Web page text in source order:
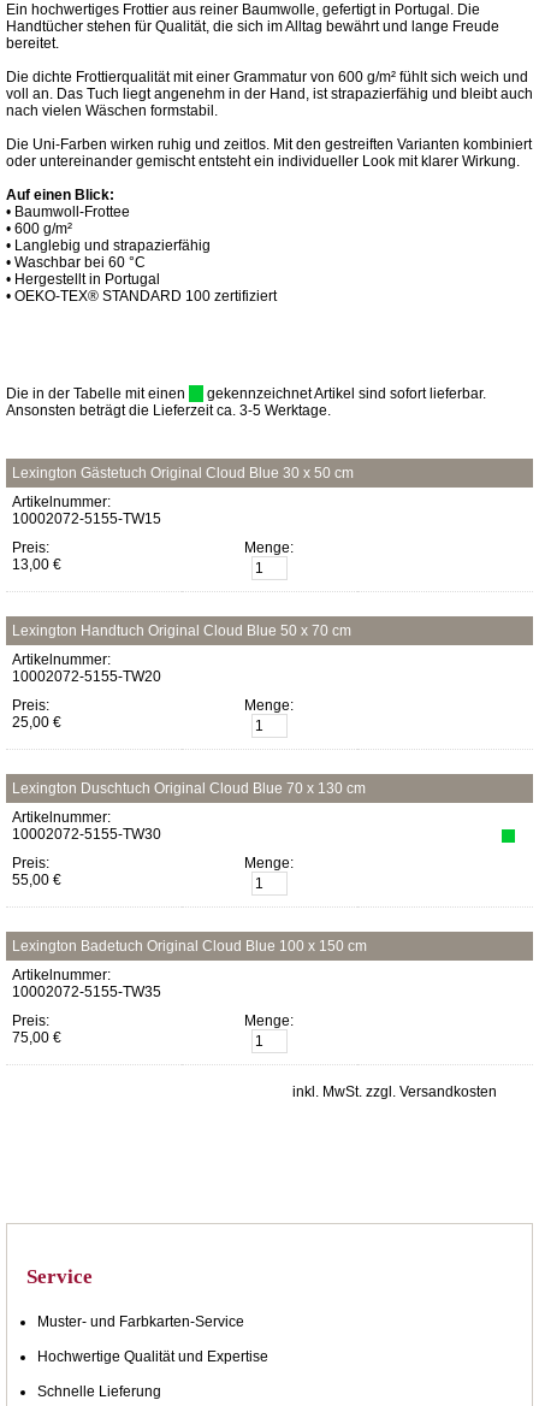
Ein hochwertiges Frottier aus reiner Baumwolle, gefertigt in Portugal. Die
Handtücher stehen für Qualität, die sich im Alltag bewährt und lange Freude
bereitet.
Die dichte Frottierqualität mit einer Grammatur von 600 g/m² fühlt sich weich und
voll an. Das Tuch liegt angenehm in der Hand, ist strapazierfähig und bleibt auch
nach vielen Wäschen formstabil.
Die Uni-Farben wirken ruhig und zeitlos. Mit den gestreiften Varianten kombiniert
oder untereinander gemischt entsteht ein individueller Look mit klarer Wirkung.
Auf einen Blick:
• Baumwoll-Frottee
• 600 g/m²
• Langlebig und strapazierfähig
• Waschbar bei 60 °C
• Hergestellt in Portugal
• OEKO-TEX® STANDARD 100 zertifiziert
Die in der Tabelle mit einen
gekennzeichnet Artikel sind sofort lieferbar.
Ansonsten beträgt die Lieferzeit ca. 3-5 Werktage.
Lexington Gästetuch Original Cloud Blue 30 x 50 cm
Artikelnummer:
10002072-5155-TW15
Preis:
13,00 €
Menge:
Lexington Handtuch Original Cloud Blue 50 x 70 cm
Artikelnummer:
10002072-5155-TW20
Preis:
25,00 €
Menge:
Lexington Duschtuch Original Cloud Blue 70 x 130 cm
Artikelnummer:
10002072-5155-TW30
Preis:
55,00 €
Menge:
Lexington Badetuch Original Cloud Blue 100 x 150 cm
Artikelnummer:
10002072-5155-TW35
Preis:
75,00 €
Menge:
inkl. MwSt. zzgl. Versandkosten
Service
Muster- und Farbkarten-Service
Hochwertige Qualität und Expertise
Schnelle Lieferung